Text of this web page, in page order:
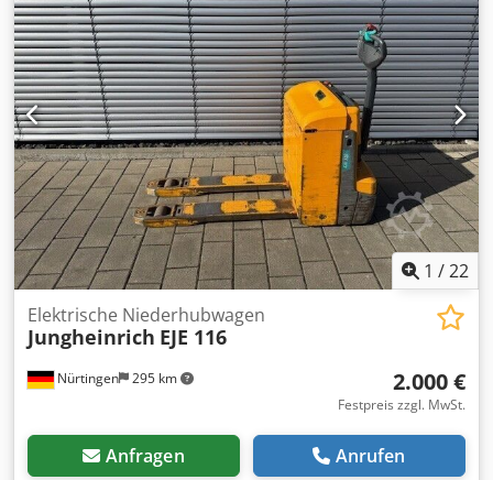
1 /22
Nürtingen 295 km
Elektrische Niederhubwagen
Jungheinrich EJE 116
2.000 €
Festpreis zzgl. MwSt.
Anfragen Anrufen